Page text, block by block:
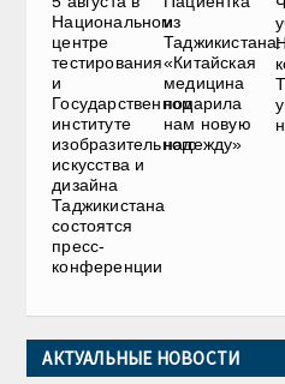
Национальном
центре
тестирования
и
Государственном
институте
изобразительного
искусства и
дизайна
Таджикистана
состоятся
пресс-
конференции
из
Таджикистана:
«Китайская
медицина
подарила
нам новую
надежду»
АКТУАЛЬНЫЕ НОВОСТИ